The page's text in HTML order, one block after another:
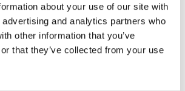
about your use of our site with
and analytics partners who
other information that you’ve
that they’ve collected from your use